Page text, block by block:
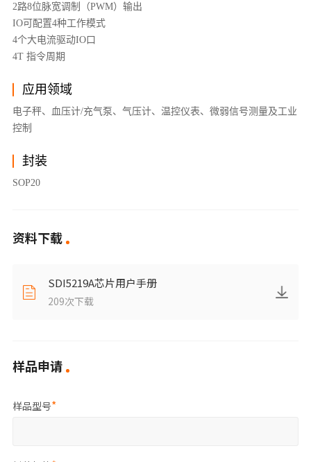
2路8位脉宽调制（PWM）输出
IO可配置4种工作模式
4个大电流驱动IO口
4T 指令周期
应用领域
电子秤、血压计/充气泵、气压计、温控仪表、微弱信号测量及工业
控制
封装
SOP20
资料下载
SDI5219A芯片用户手册
209次下载
样品申请
样品型号